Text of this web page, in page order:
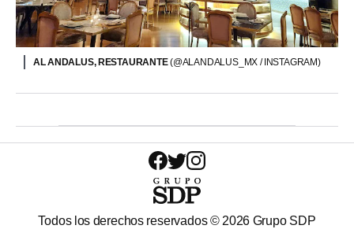
AL ANDALUS, RESTAURANTE(@ALANDALUS_MX / INSTAGRAM)
Todos los derechos reservados © 2026 Grupo SDP